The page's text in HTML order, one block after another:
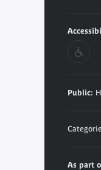
Public:
As part